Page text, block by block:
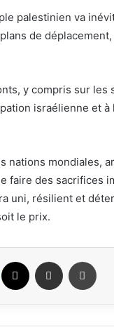
palestinien va
de déplacement,
y compris sur les
israélienne et
nations mondiales,
faire des sacrifices
uni, résilient et
le prix.
Facebook Partager par email